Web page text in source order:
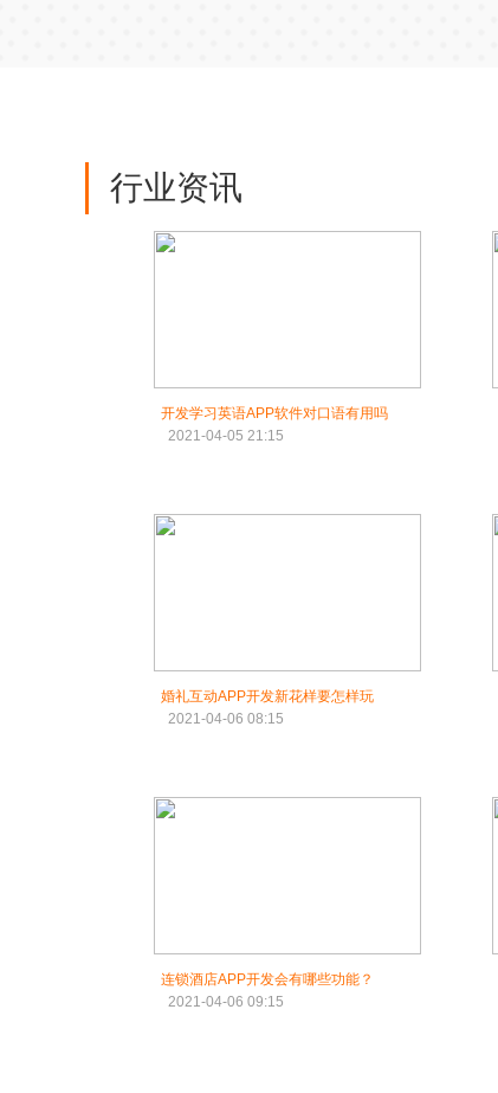
行业资讯
开发学习英语APP软件对口语有用吗
2021-04-05 21:15
婚礼互动APP开发新花样要怎样玩
2021-04-06 08:15
连锁酒店APP开发会有哪些功能？
2021-04-06 09:15